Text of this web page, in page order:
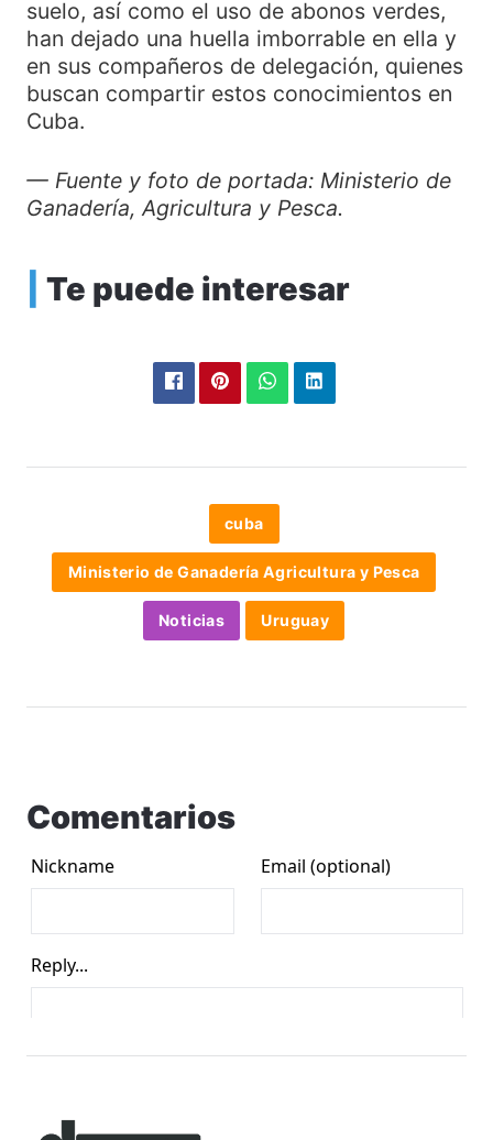
suelo, así como el uso de abonos verdes,
han dejado una huella imborrable en ella y
en sus compañeros de delegación, quienes
buscan compartir estos conocimientos en
Cuba.
— Fuente y foto de portada: Ministerio de
Ganadería, Agricultura y Pesca.
Te puede interesar
cuba
Ministerio de Ganadería Agricultura y Pesca
Noticias Uruguay
Comentarios